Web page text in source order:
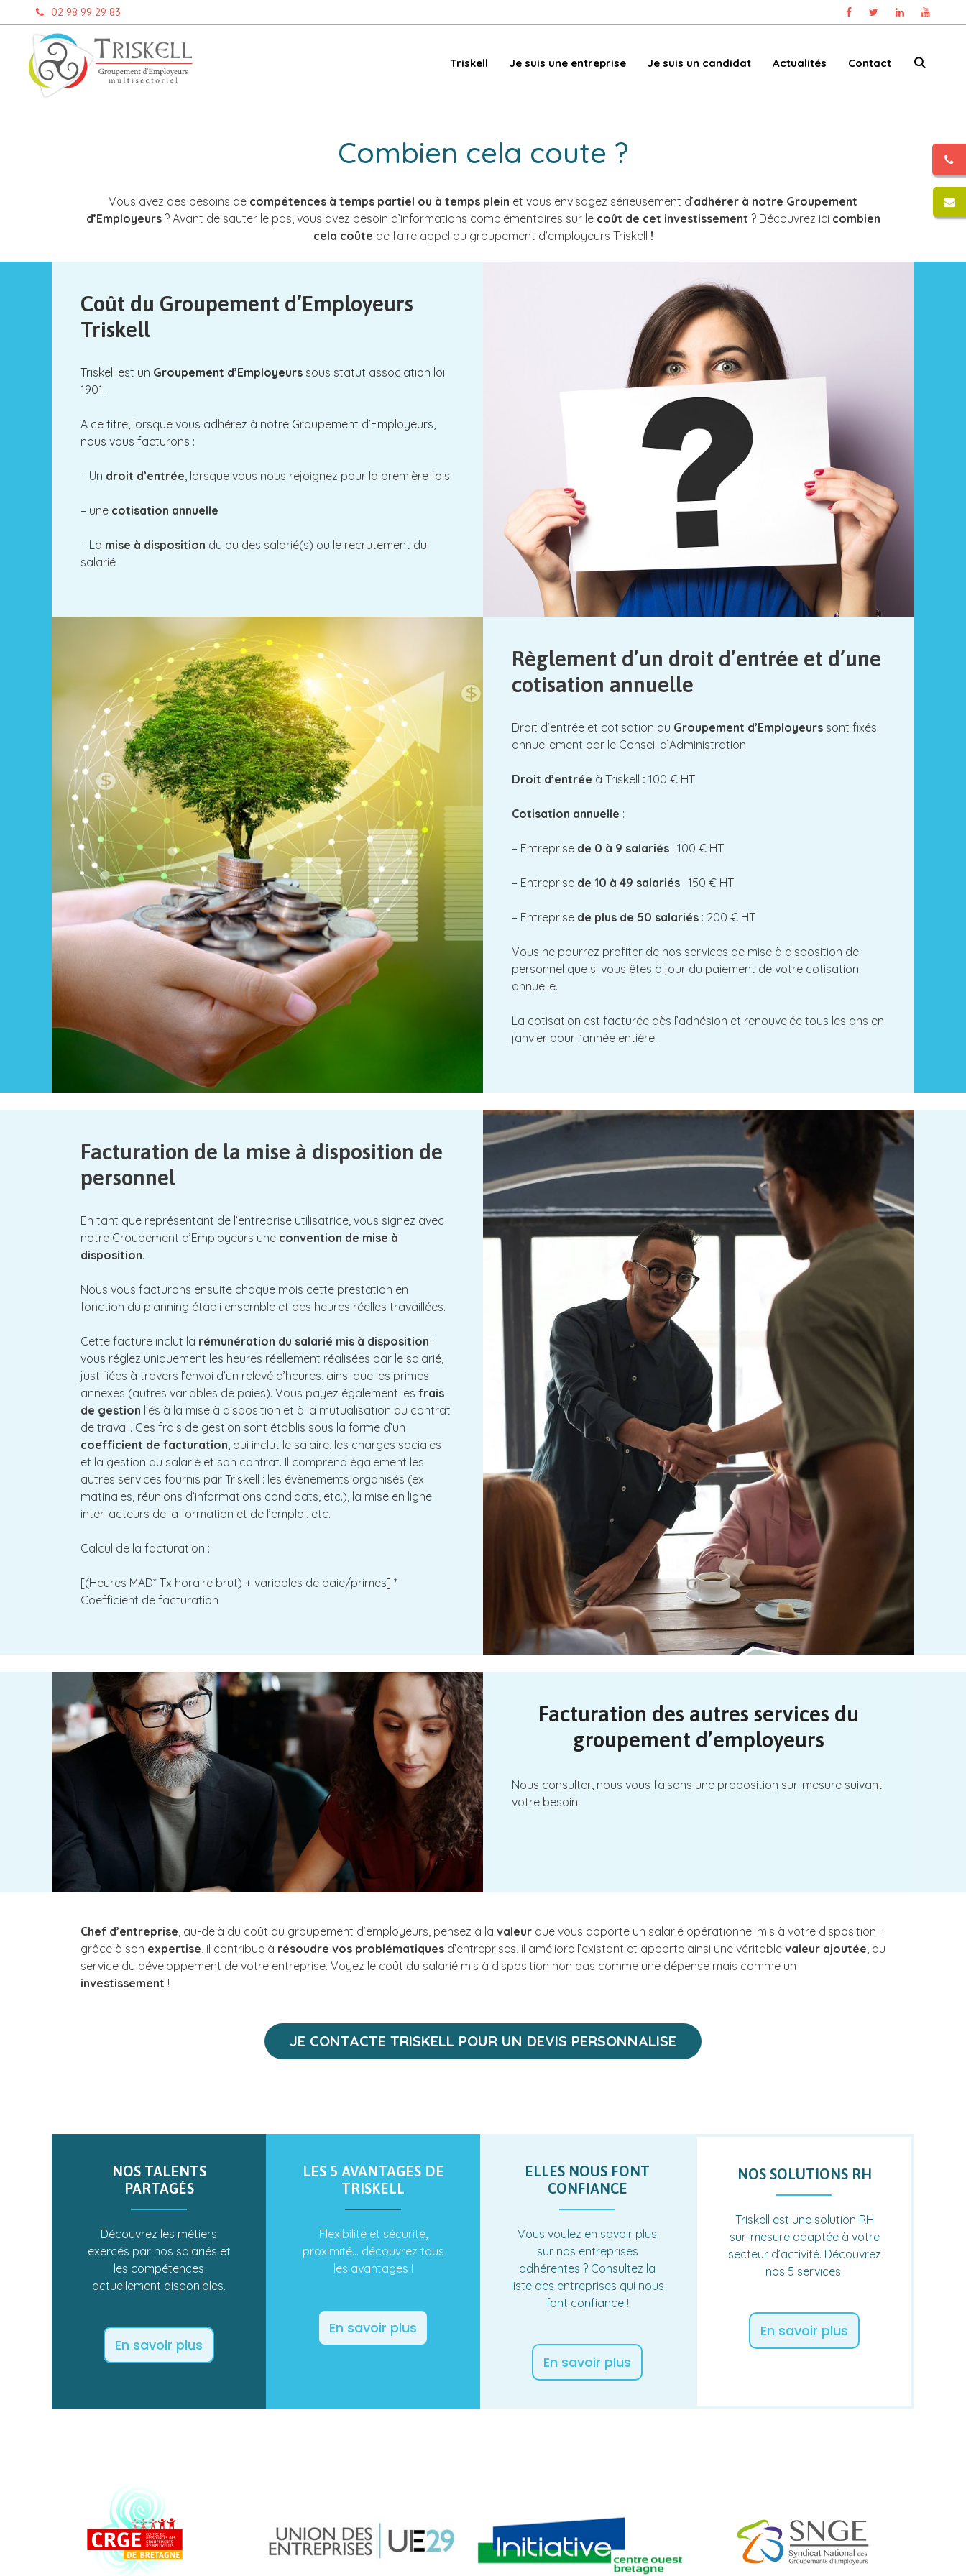
au
contenu
02 98 99 29 83
Triskell Je suis une entreprise Je suis un candidat Actualités Contact
Combien cela coute ?
Vous avez des besoins de compétences à temps partiel ou à temps plein et vous envisagez sérieusement d’adhérer à notre Groupement
d’Employeurs? Avant de sauter le pas, vous avez besoin d’informations complémentaires sur le coût de cet investissement ? Découvrez ici combien
cela coûte de faire appel au groupement d’employeurs Triskell !
Coût du Groupement d’Employeurs
Triskell
Triskell est un Groupement d’Employeurs sous statut association loi
1901.
A ce titre, lorsque vous adhérez à notre Groupement d’Employeurs,
nous vous facturons :
– Un droit d’entrée , lorsque vous nous rejoignez pour la première fois
– une cotisation annuelle
– La mise à disposition du ou des salarié(s) ou le recrutement du
salarié
Règlement d’un droit d’entrée et d’une
cotisation annuelle
Droit d’entrée et cotisation au Groupement d’Employeurs sont fixés
annuellement par le Conseil d’Administration.
Droit d’entrée à Triskell : 100 € HT
Cotisation annuelle :
– Entreprise de 0 à 9 salariés : 100 € HT
– Entreprise de 10 à 49 salariés : 150 € HT
– Entreprise de plus de 50 salariés : 200 € HT
Vous ne pourrez profiter de nos services de mise à disposition de
personnel que si vous êtes à jour du paiement de votre cotisation
annuelle.
La cotisation est facturée dès l’adhésion et renouvelée tous les ans en
janvier pour l’année entière.
Facturation de la mise à disposition de
personnel
En tant que représentant de l’entreprise utilisatrice, vous signez avec
notre Groupement d’Employeurs une convention de mise à
disposition.
Nous vous facturons ensuite chaque mois cette prestation en
fonction du planning établi ensemble et des heures réelles travaillées.
Cette facture inclut la rémunération du salarié mis à disposition :
vous réglez uniquement les heures réellement réalisées par le salarié,
justifiées à travers l’envoi d’un relevé d’heures, ainsi que les primes
annexes (autres variables de paies). Vous payez également les frais
de gestion liés à la mise à disposition et à la mutualisation du contrat
de travail. Ces frais de gestion sont établis sous la forme d’un
coefficient de facturation , qui inclut le salaire, les charges sociales
et la gestion du salarié et son contrat. Il comprend également les
autres services fournis par Triskell : les évènements organisés (ex:
matinales, réunions d’informations candidats, etc.), la mise en ligne
inter-acteurs de la formation et de l’emploi, etc.
Calcul de la facturation :
[(Heures MAD* Tx horaire brut) + variables de paie/primes] *
Coefficient de facturation
Facturation des autres services du
groupement d’employeurs
Nous consulter, nous vous faisons une proposition sur-mesure suivant
votre besoin.
Chef d’entreprise , au-delà du coût du groupement d’employeurs, pensez à la valeur que vous apporte un salarié opérationnel mis à votre disposition :
grâce à son expertise , il contribue à résoudre vos problématiques d’entreprises, il améliore l’existant et apporte ainsi une véritable valeur ajoutée , au
service du développement de votre entreprise. Voyez le coût du salarié mis à disposition non pas comme une dépense mais comme un
investissement !
JE CONTACTE TRISKELL POUR UN DEVIS PERSONNALISE
NOS TALENTS
PARTAGÉS
Découvrez les métiers
exercés par nos salariés et
les compétences
actuellement disponibles.
En savoir plus
LES 5 AVANTAGES DE
TRISKELL
Flexibilité et sécurité,
proximité… découvrez tous
les avantages !
En savoir plus
ELLES NOUS FONT
CONFIANCE
Vous voulez en savoir plus
sur nos entreprises
adhérentes ? Consultez la
liste des entreprises qui nous
font confiance !
En savoir plus
NOS SOLUTIONS RH
Triskell est une solution RH
sur-mesure adaptée à votre
secteur d’activité. Découvrez
nos 5 services.
En savoir plus